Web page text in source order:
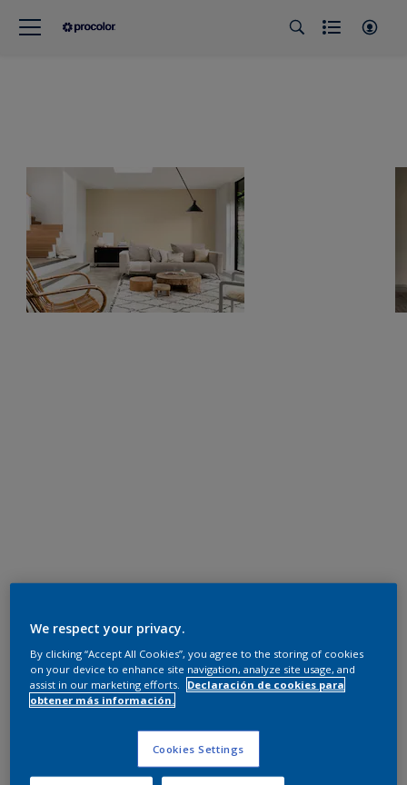
We respect your privacy.
By clicking “Accept All Cookies”, you agree to the storing of cookies
on your device to enhance site navigation, analyze site usage, and
assist in our marketing efforts.
Declaración de cookies para
obtener más información.
Cookies Settings